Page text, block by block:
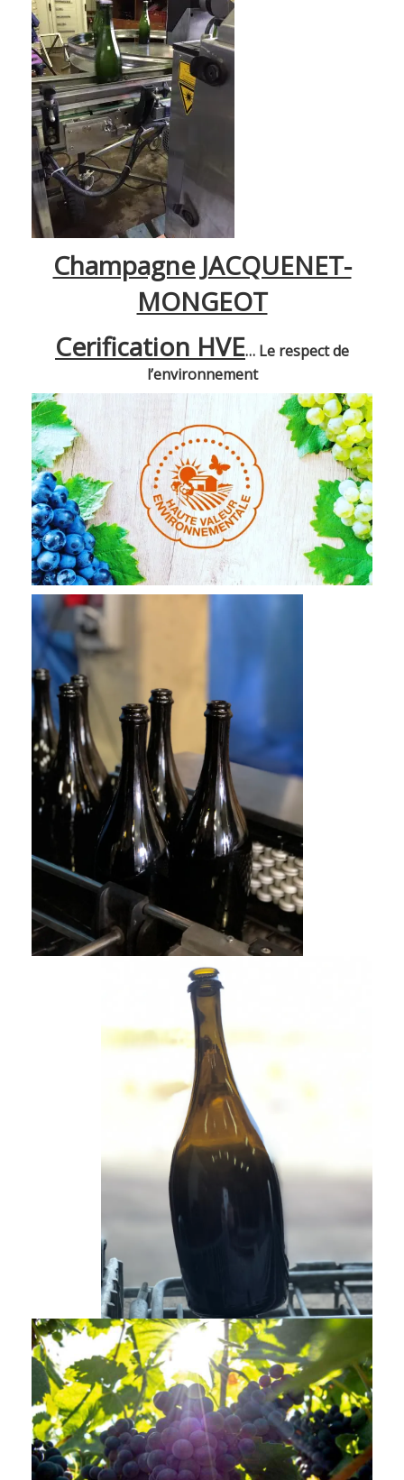
Champagne JACQUENET-
MONGEOT
Cerification HVE… Le respect de
l’environnement